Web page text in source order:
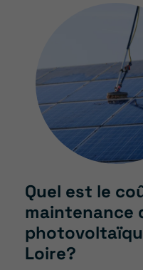
Quel est le
maintenance
Loire?